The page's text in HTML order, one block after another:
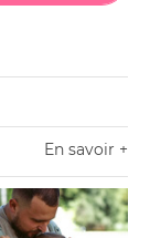
En savoir +